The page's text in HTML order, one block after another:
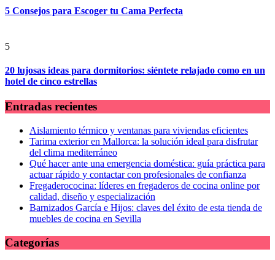
5 Consejos para Escoger tu Cama Perfecta
5
20 lujosas ideas para dormitorios: siéntete relajado como en un
hotel de cinco estrellas
Entradas recientes
Aislamiento térmico y ventanas para viviendas eficientes
Tarima exterior en Mallorca: la solución ideal para disfrutar
del clima mediterráneo
Qué hacer ante una emergencia doméstica: guía práctica para
actuar rápido y contactar con profesionales de confianza
Fregaderococina: líderes en fregaderos de cocina online por
calidad, diseño y especialización
Barnizados García e Hijos: claves del éxito de esta tienda de
muebles de cocina en Sevilla
Categorías